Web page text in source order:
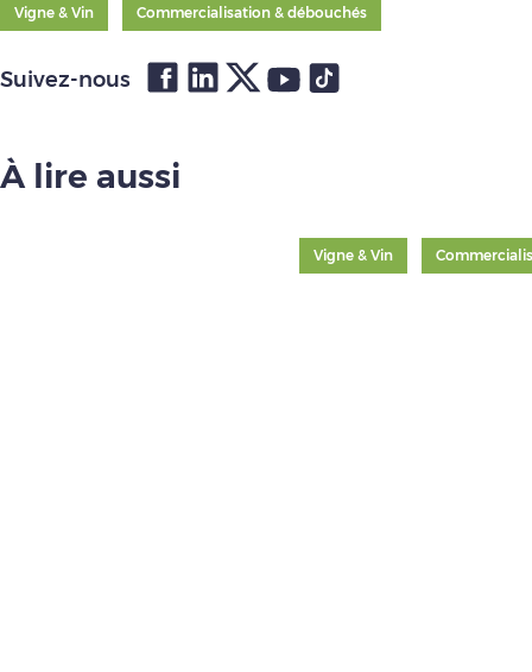
Vigne & Vin Commercialisation & débouchés
Suivez-nous
À lire aussi
Vigne & Vin